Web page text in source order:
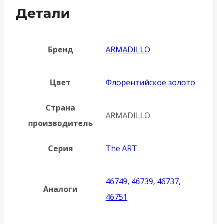
флорентийское
золото
Детали
Бренд ARMADILLO
Цвет Флорентийское золото
Страна
производитель
ARMADILLO
Серия The ART
Аналоги
46749, 46739, 46737,
46751